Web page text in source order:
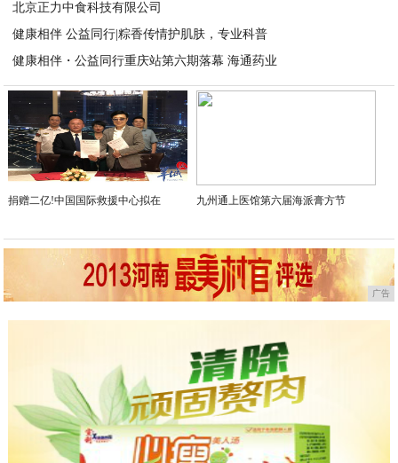
北京正力中食科技有限公司
健康相伴 公益同行|粽香传情护肌肤，专业科普
健康相伴・公益同行重庆站第六期落幕 海通药业
2026-06-24
捐赠二亿!中国国际救援中心拟在 九州通上医馆第六届海派膏方节
广告